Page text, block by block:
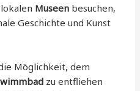
Museen besuchen,
Geschichte und Kunst
Möglichkeit, dem
zu entfliehen